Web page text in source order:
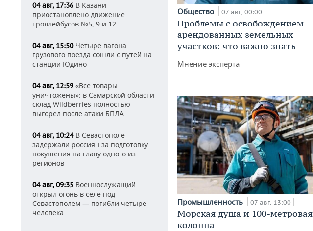
04 авг, 17:36 В Казани
приостановлено движение
троллейбусов №5, 9 и 12
04 авг, 15:50Четыре вагона
грузового поезда сошли с путей на
станции Юдино
04 авг, 12:59 «Все товары
уничтожены»: в Самарской области
склад Wildberries полностью
выгорел после атаки БПЛА
04 авг, 10:24В Севастополе
задержали россиян за подготовку
покушения на главу одного из
регионов
04 авг, 09:35 Военнослужащий
открыл огонь в селе под
Севастополем — погибли четыре
человека
Общество 07 авг, 00:00
Проблемы с освобождением
арендованных земельных
участков: что важно знать
Мнение эксперта
Промышленность 07 авг, 13:00
Морская душа и 100-метровая
колонна